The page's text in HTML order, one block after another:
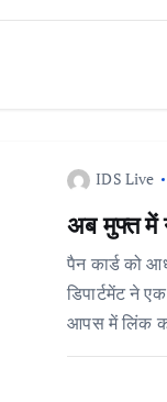
IDS Live
अब मुफ्त में
पैन कार्ड को
डिपार्टमेंट ने
आपस में लिंक